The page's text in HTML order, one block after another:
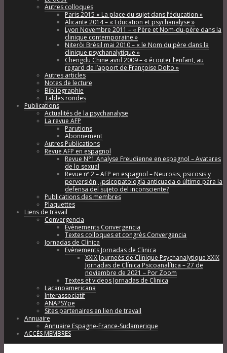
Autres colloques
Paris 2015 « La place du sujet dans l’éducation »
Alicante 2014 – « Education et psychanalyse »
Lyon Novembre 2011 – « Père et Nom-du-père dans la
clinique contemporaine »
Niteròi Brésil mai 2010 – « le Nom du père dans la
clinique psychanalytique »
Chengdu Chine avril 2009 – « écouter l’enfant, au
regard de l’apport de Françoise Dolto »
Autres articles
Notes de lecture
Bibliographie
Tables rondes
Publications
Actualités de la psychanalyse
La revue AFP
Parutions
Abonnement
Autres Publications
Revue AFP en espagnol
Revue N°1 Analyse Freudienne en espagnol – Avatares
de lo sexual
Revue nº 2 – AFP en espagnol – Neurosis, psicosis y
perversión, ¿psicopatología anticuada o último para la
defensa del sujeto del inconsciente?
Publications des membres
Plaquettes
Liens de travail
Convergencia
Evènements Convergencia
Textes colloques et congrès Convergencia
Jornadas de Clínica
Evènements Jornadas de Clinica
XXIX Journeés de Clinique Psychanalytique XXIX
Jornadas de Clínica Psicoanalítica – 27 de
noviembre de 2021 – Por Zoom
Textes et videos Jornadas de Clinica
Lacanoamericana
Interassociatif
ANAPSYpe
Sites partenaires en lien de travail
Annuaire
Annuaire Espagne-France-Sudamerique
ACCÈS MEMBRES